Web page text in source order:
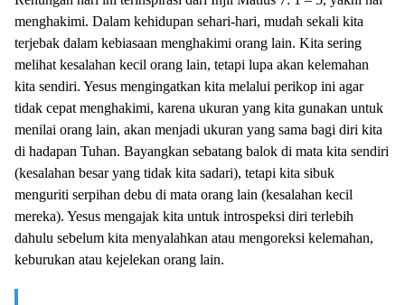
menghakimi. Dalam kehidupan sehari-hari, mudah sekali kita
terjebak dalam kebiasaan menghakimi orang lain. Kita sering
melihat kesalahan kecil orang lain, tetapi lupa akan kelemahan
kita sendiri. Yesus mengingatkan kita melalui perikop ini agar
tidak cepat menghakimi, karena ukuran yang kita gunakan untuk
menilai orang lain, akan menjadi ukuran yang sama bagi diri kita
di hadapan Tuhan. Bayangkan sebatang balok di mata kita sendiri
(kesalahan besar yang tidak kita sadari), tetapi kita sibuk
menguriti serpihan debu di mata orang lain (kesalahan kecil
mereka). Yesus mengajak kita untuk introspeksi diri terlebih
dahulu sebelum kita menyalahkan atau mengoreksi kelemahan,
keburukan atau kejelekan orang lain.